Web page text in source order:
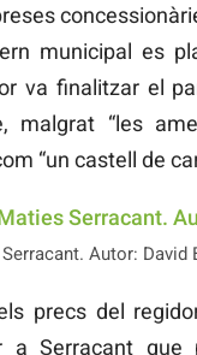
municipal es
va finalitzar el
malgrat “les
“un castell de
Autor: David
precs del
a Serracant que